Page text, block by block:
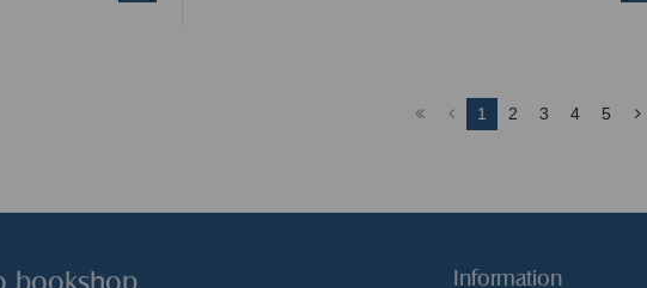
1 2 3 4 5
bookshop Information